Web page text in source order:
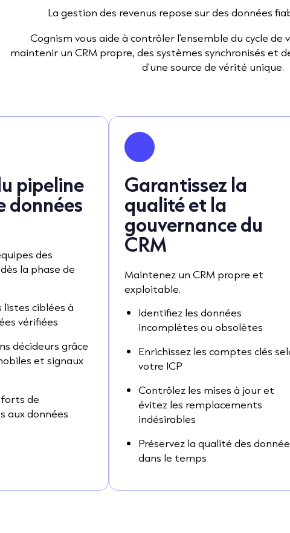
La gestion des revenus repose sur des données
Cognism vous aide à contrôler l'ensemble du cycle de
maintenir un CRM propre, des systèmes synchronisés et
d'une source de vérité unique.
pipeline
données
des
la phase de
ciblées à
vérifiées
décideurs grâce
et signaux
de
aux données
Garantissez la
qualité et la
gouvernance du
CRM
Maintenez un CRM propre et
exploitable.
Identifiez les données
incomplètes ou obsolètes
Enrichissez les comptes clés
votre ICP
Contrôlez les mises à jour et
évitez les remplacements
indésirables
Préservez la qualité des
dans le temps